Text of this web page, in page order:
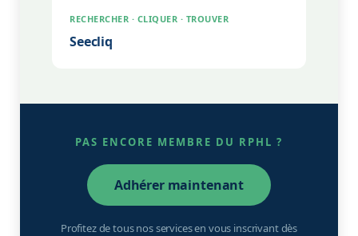
RECHERCHER · CLIQUER · TROUVER
Seecliq
PAS ENCORE MEMBRE DU RPHL ?
Adhérer maintenant
Profitez de tous nos services en vous inscrivant dès